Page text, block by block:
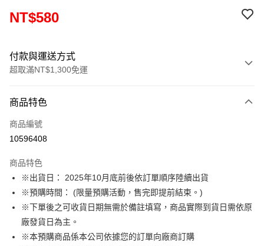
NT$580
付款與運送方式
超取滿NT$1,300免運
信用卡一次付款
超商取貨付款
Apple Pay
悠遊付
Google Pay
ATM付款
商品特色
商品編號
10596408
商品特色
※出貨日： 2025年10月底前後依訂單順序陸續出貨
※預購時間： (限量預購活動，售完即提前結束。)
※下單後之可收貨日期無需於備註填寫，商品實際到貨日需依原
廠發貨日為主。
※本預購商品係本公司依據您的訂單向廠商訂購